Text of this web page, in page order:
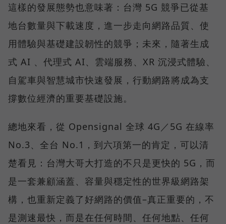
這樣的發展態勢也意味著：台灣 5G 競爭已從基
地台數量與下載速度，進一步走向網路品質、使
用體驗與基礎建設韌性的競爭；未來，隨著生成
式 AI 、代理式 AI、雲端服務、XR 沉浸式體驗、
自駕車與智慧城市快速發展，行動網路將成為支
撐數位經濟的重要基礎設施。
總地來看，從 Opensignal 全球 4G／5G 在線率
No.3、全台 No.1，到六項第一的肯定，可以清
楚看見：台灣大哥大打造的不只是更快的 5G，而
是一套兼顧涵蓋、容量與穩定性的世界級網路架
構，也重新定義了好網路的價值–真正重要的，不
是測速最快，而是在任何時間、任何地點、任何